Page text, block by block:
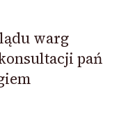
warg
pań